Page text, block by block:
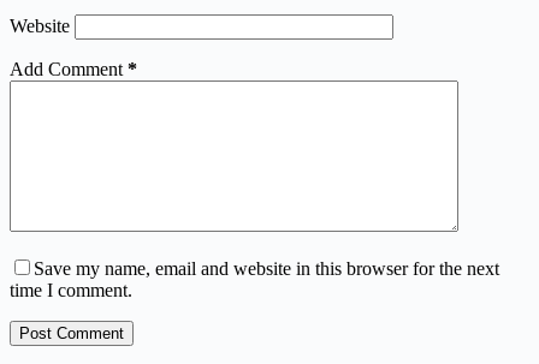
Website
Add Comment *
Save my name, email and website in this browser for the next
time I comment.
Post Comment